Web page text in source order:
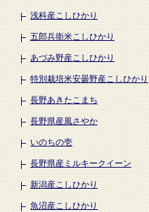
浅科産こしひかり
五郎兵衛米こしひかり
あづみ野産こしひかり
特別栽培米安曇野産こしひかり
長野あきたこまち
長野県産風さやか
いのちの壱
長野県産ミルキークイーン
新潟産こしひかり
魚沼産こしひかり